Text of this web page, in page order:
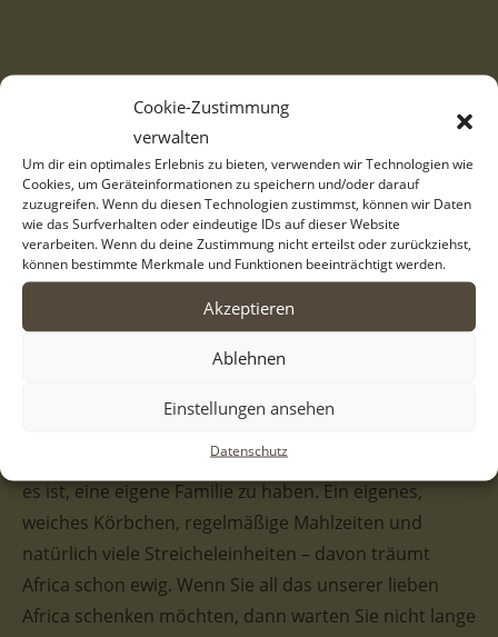
Cookie-Zustimmung
verwalten
Um dir ein optimales Erlebnis zu bieten, verwenden wir Technologien wie
Cookies, um Geräteinformationen zu speichern und/oder darauf
zuzugreifen. Wenn du diesen Technologien zustimmst, können wir Daten
wie das Surfverhalten oder eindeutige IDs auf dieser Website
verarbeiten. Wenn du deine Zustimmung nicht erteilst oder zurückziehst,
können bestimmte Merkmale und Funktionen beeinträchtigt werden.
Akzeptieren
Ablehnen
Einstellungen ansehen
Datenschutz
Dorfes in Griechenland eine Hündin mit ihren sechs
Welpen ein. Unsere Kolleginnen brachten Africa und
ihre Geschwister zu uns ins Tierheim. Hier ist Africa
bis jetzt geblieben, also schon ihr ganzes Hundeleben
lang. Wenn sich niemand findet, der Africa ein
Zuhause schenken möchte, wird es auch für immer so
bleiben. Während andere Hunde adoptiert werden
und ausreisen dürfen, bleibt sie immer zurück.
Vielleicht liegt es daran, dass schwarze Hunde
seltener vermittelt werden, doch das hat die Hündin
Hundedame. Africa würde so gerne mal erfahren, wie
es ist, eine eigene Familie zu haben. Ein eigenes,
weiches Körbchen, regelmäßige Mahlzeiten und
natürlich viele Streicheleinheiten – davon träumt
Africa schon ewig. Wenn Sie all das unserer lieben
Africa schenken möchten, dann warten Sie nicht lange